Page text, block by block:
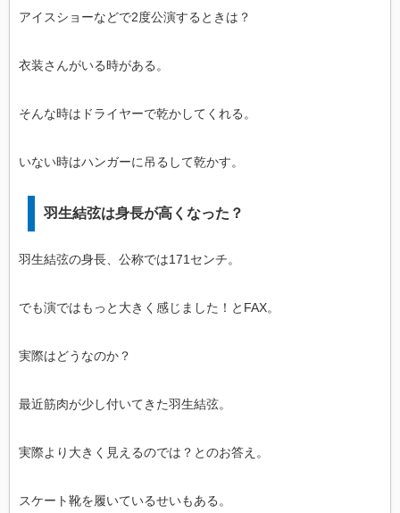
アイスショーなどで2度公演するときは？
衣装さんがいる時がある。
そんな時はドライヤーで乾かしてくれる。
いない時はハンガーに吊るして乾かす。
羽生結弦は身長が高くなった？
羽生結弦の身長、公称では171センチ。
でも演ではもっと大きく感じました！とFAX。
実際はどうなのか？
最近筋肉が少し付いてきた羽生結弦。
実際より大きく見えるのでは？とのお答え。
スケート靴を履いているせいもある。